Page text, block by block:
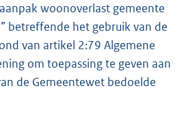
woonoverlast gemeente
betreffende het gebruik van de
van artikel 2:79 Algemene
om toepassing te geven aan
de Gemeentewet bedoelde